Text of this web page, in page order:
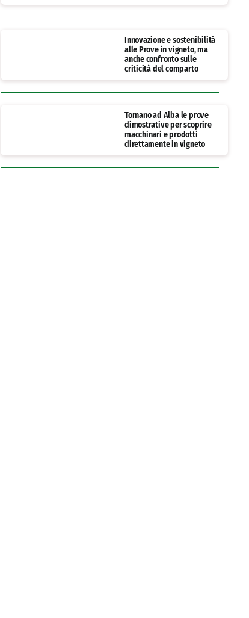
Innovazione e sostenibilità
alle Prove in vigneto, ma
anche confronto sulle
criticità del comparto
Tornano ad Alba le prove
dimostrative per scoprire
macchinari e prodotti
direttamente in vigneto